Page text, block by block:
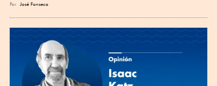
Por José Fonseca